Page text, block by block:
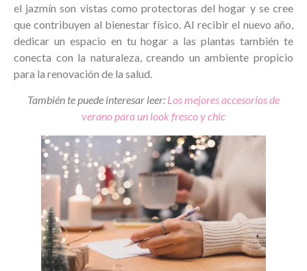
el jazmín son vistas como protectoras del hogar y se cree
que contribuyen al bienestar físico. Al recibir el nuevo año,
dedicar un espacio en tu hogar a las plantas también te
conecta con la naturaleza, creando un ambiente propicio
para la renovación de la salud.
También te puede interesar leer: Los mejores accesorios de
verano para un look fresco y chic